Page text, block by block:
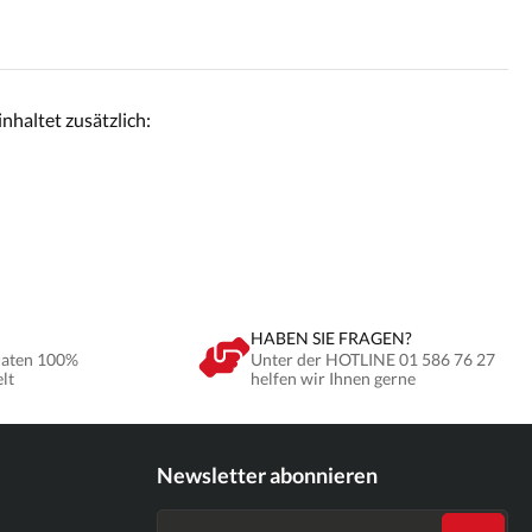
zusätzlich:
100%
HABEN SIE FRAGEN?
Unter der HOTLINE 01 586 76 27
helfen wir Ihnen gerne
Newsletter abonnieren